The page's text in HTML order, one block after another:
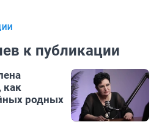
к публикации
как
родных